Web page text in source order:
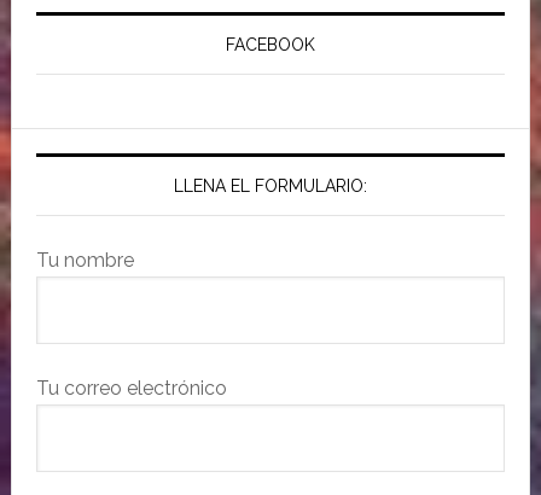
FACEBOOK
LLENA EL FORMULARIO:
Tu nombre
Tu correo electrónico